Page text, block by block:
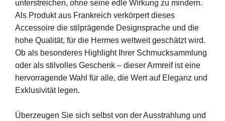
unterstreichen, ohne seine edle Wirkung zu mindern.
Als Produkt aus Frankreich verkörpert dieses
Accessoire die stilprägende Designsprache und die
hohe Qualität, für die Hermes weltweit geschätzt wird.
Ob als besonderes Highlight Ihrer Schmucksammlung
oder als stilvolles Geschenk – dieser Armreif ist eine
hervorragende Wahl für alle, die Wert auf Eleganz und
Exklusivität legen.
Überzeugen Sie sich selbst von der Ausstrahlung und